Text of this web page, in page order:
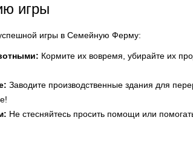
игры
игры в Семейную Ферму:
Кормите их вовремя, убирайте их
Заводите производственные здания для
Не стесняйтесь просить помощи или